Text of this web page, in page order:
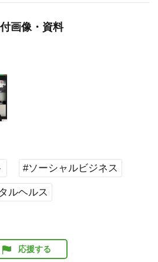
画像・資料
#ソーシャルビジネス
ルヘルス
応援する